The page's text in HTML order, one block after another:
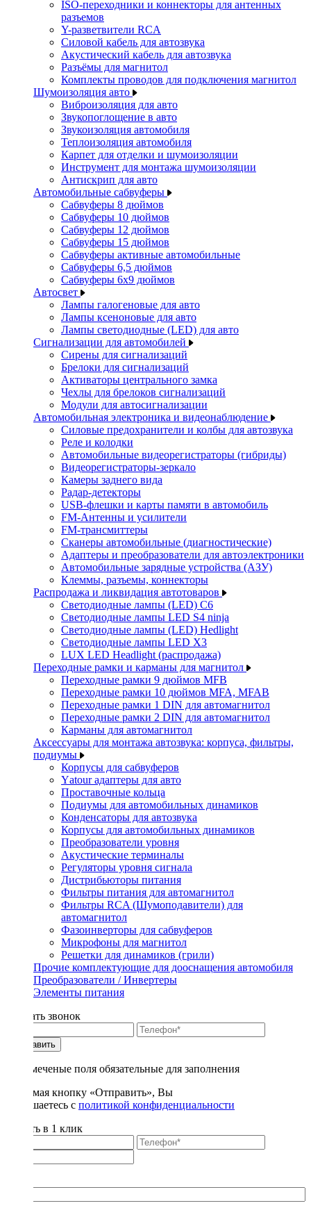
ISO-переходники и коннекторы для антенных
разъемов
Y-разветвители RCA
Силовой кабель для автозвука
Акустический кабель для автозвука
Разъёмы для магнитол
Комплекты проводов для подключения магнитол
Шумоизоляция авто
Виброизоляция для авто
Звукопоглощение в авто
Звукоизоляция автомобиля
Теплоизоляция автомобиля
Карпет для отделки и шумоизоляции
Инструмент для монтажа шумоизоляции
Антискрип для авто
Автомобильные сабвуферы
Сабвуферы 8 дюймов
Сабвуферы 10 дюймов
Сабвуферы 12 дюймов
Сабвуферы 15 дюймов
Сабвуферы активные автомобильные
Сабвуферы 6,5 дюймов
Сабвуферы 6x9 дюймов
Автосвет
Лампы галогеновые для авто
Лампы ксеноновые для авто
Лампы светодиодные (LED) для авто
Сигнализации для автомобилей
Сирены для сигнализаций
Брелоки для сигнализаций
Активаторы центрального замка
Чехлы для брелоков сигнализаций
Модули для автосигнализации
Автомобильная электроника и видеонаблюдение
Силовые предохранители и колбы для автозвука
Реле и колодки
Автомобильные видеорегистраторы (гибриды)
Видеорегистраторы-зеркало
Камеры заднего вида
Радар-детекторы
USB-флешки и карты памяти в автомобиль
FM-Антенны и усилители
FM-трансмиттеры
Сканеры автомобильные (диагностические)
Адаптеры и преобразователи для автоэлектроники
Автомобильные зарядные устройства (АЗУ)
Клеммы, разъемы, коннекторы
Распродажа и ликвидация автотоваров
Светодиодные лампы (LED) C6
Светодиодные лампы LED S4 ninja
Светодиодные лампы (LED) Hedlight
Светодиодные лампы LED X3
LUX LED Headlight (распродажа)
Переходные рамки и карманы для магнитол
Переходные рамки 9 дюймов MFB
Переходные рамки 10 дюймов MFA, MFAB
Переходные рамки 1 DIN для автомагнитол
Переходные рамки 2 DIN для автомагнитол
Карманы для автомагнитол
Аксессуары для монтажа автозвука: корпуса, фильтры,
подиумы
Корпусы для сабвуферов
Yаtour адаптеры для авто
Проставочные кольца
Подиумы для автомобильных динамиков
Конденсаторы для автозвука
Корпусы для автомобильных динамиков
Преобразователи уровня
Акустические терминалы
Регуляторы уровня сигнала
Дистрибьюторы питания
Фильтры питания для автомагнитол
Фильтры RCA (Шумоподавители) для
автомагнитол
Фазоинверторы для сабвуферов
Микрофоны для магнитол
Решетки для динамиков (грили)
Прочие комплектующие для дооснащения автомобиля
Преобразователи / Инвертеры
Элементы питания
Заказать звонок
Отправить
* - отмеченые поля обязательные для заполнения
Нажимая кнопку «Отправить», Вы
соглашаетесь с политикой конфиденциальности
Купить в 1 клик